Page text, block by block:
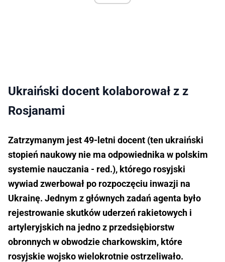
Ukraiński docent kolaborował z z
Rosjanami
Zatrzymanym jest 49-letni docent (ten ukraiński
stopień naukowy nie ma odpowiednika w polskim
systemie nauczania - red.), którego rosyjski
wywiad zwerbował po rozpoczęciu inwazji na
Ukrainę. Jednym z głównych zadań agenta było
rejestrowanie skutków uderzeń rakietowych i
artyleryjskich na jedno z przedsiębiorstw
obronnych w obwodzie charkowskim, które
rosyjskie wojsko wielokrotnie ostrzeliwało.